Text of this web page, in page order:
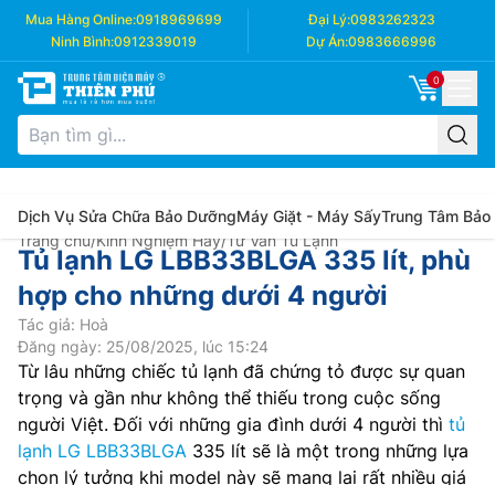
Mua Hàng Online:0918969699 Đại Lý:0983262323
Ninh Bình:0912339019 Dự Án:0983666996
0
Dịch Vụ Sửa Chữa Bảo DưỡngMáy Giặt - Máy SấyTrung Tâm Bảo
Trang chủ/Kinh Nghiệm Hay/Tư Vấn Tủ Lạnh
Tủ lạnh LG LBB33BLGA 335 lít, phù
hợp cho những dưới 4 người
Tác giả: Hoà
Đăng ngày: 25/08/2025, lúc 15:24
Từ lâu những chiếc tủ lạnh đã chứng tỏ được sự quan
trọng và gần như không thể thiếu trong cuộc sống
người Việt. Đối với những gia đình dưới 4 người thì tủ
lạnh LG LBB33BLGA 335 lít sẽ là một trong những lựa
chọn lý tưởng khi model này sẽ mang lại rất nhiều giá